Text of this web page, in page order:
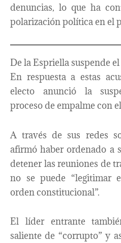
denuncias, lo que ha
polarización política en el
De la Espriella suspende
En respuesta a estas
electo anunció la
proceso de empalme con
A través de sus redes
afirmó haber ordenado a
detener las reuniones de
no se puede “legitimar
orden constitucional”.
El líder entrante
saliente de “corrupto” y